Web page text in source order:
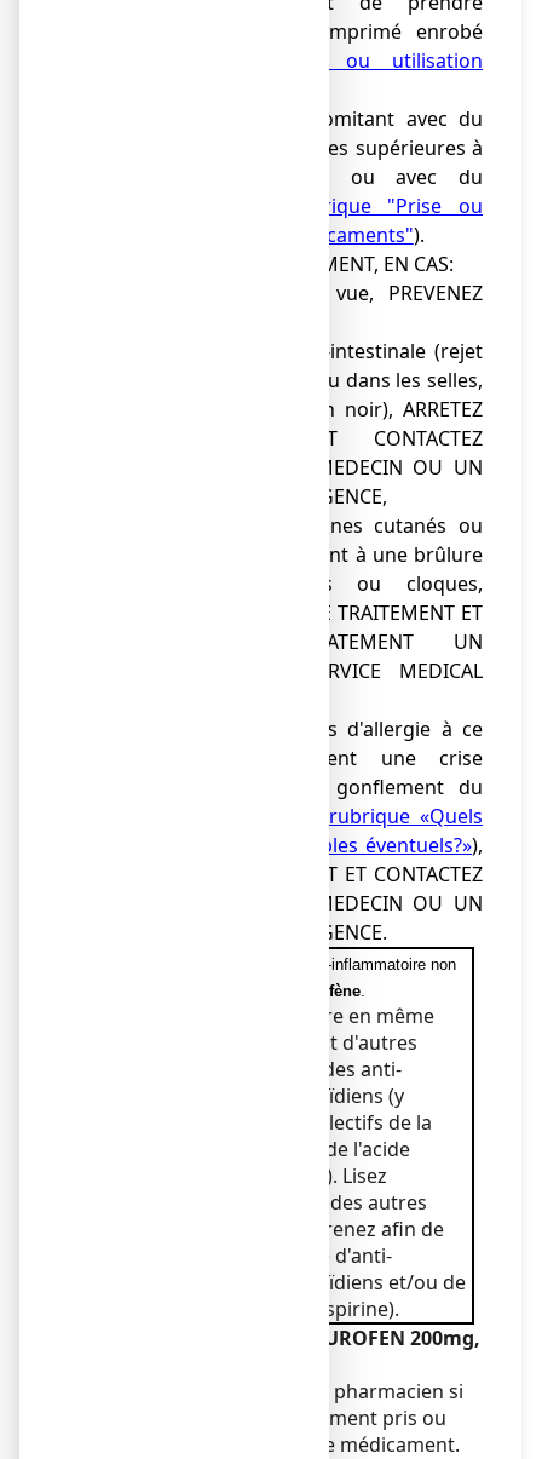
NUROFEN 200 mg, comprimé enrobé
voir rubrique "Prise ou utilisation
de traitement concomitant avec du
méthotrexate à des doses supérieures à
20 mg par semaine ou avec du
voir rubrique "Prise ou
utilisation d'autres médicaments").
AU COURS DU TRAITEMENT, EN CAS:
de troubles de la vue, PREVENEZ
d'hémorragie gastro-intestinale (rejet
de sang par la bouche ou dans les selles,
coloration des selles en noir), ARRETEZ
LE TRAITEMENT ET CONTACTEZ
IMMEDIATEMENT UN MEDECIN OU UN
SERVICE MEDICAL D'URGENCE,
d'apparitions de signes cutanés ou
muqueux qui ressemblent à une brûlure
(rougeur avec bulles ou cloques,
ulcérations), ARRETEZ LE TRAITEMENT ET
CONTACTEZ IMMEDIATEMENT UN
MEDECIN OU UN SERVICE MEDICAL
de signes évocateurs d'allergie à ce
médicament, notamment une crise
d'asthme ou brusque gonflement du
voir rubrique «Quels
sont les effets indésirables éventuels?»),
ARRETEZ LE TRAITEMENT ET CONTACTEZ
IMMEDIATEMENT UN MEDECIN OU UN
SERVICE MEDICAL D'URGENCE.
Ce médicament contient un anti-inflammatoire non
ibuprofène
Vous ne devez pas prendre en même
temps que ce médicament d'autres
médicaments contenant des anti-
inflammatoires non stéroïdiens (y
compris les inhibiteurs sélectifs de la
cyclo-oxygénase 2) et/ou de l'acide
acétylsalicylique (aspirine). Lisez
attentivement les notices des autres
médicaments que vous prenez afin de
vous assurer de l'absence d'anti-
inflammatoires non stéroïdiens et/ou de
l'acide acétylsalicylique (aspirine).
Autres médicaments et NUROFEN 200mg,
Informez votre médecin ou pharmacien si
vous prenez ou avez récemment pris ou
pourriez prendre tout autre médicament.